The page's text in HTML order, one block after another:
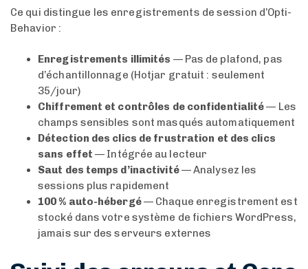
Ce qui distingue les enregistrements de session d’Opti-
Behavior :
Enregistrements illimités — Pas de plafond, pas
d’échantillonnage (Hotjar gratuit : seulement
35/jour)
Chiffrement et contrôles de confidentialité— Les
champs sensibles sont masqués automatiquement
Détection des clics de frustration et des clics
sans effet — Intégrée au lecteur
Saut des temps d’inactivité— Analysez les
sessions plus rapidement
100 % auto-hébergé— Chaque enregistrement est
stocké dans votre système de fichiers WordPress,
jamais sur des serveurs externes